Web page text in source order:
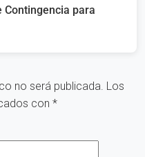
Contingencia para
no será publicada. Los
con *